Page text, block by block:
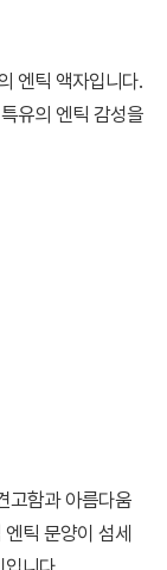
엔틱 액자입니다.
유의 엔틱 감성을
고함과 아름다움
틱 문양이 섬세